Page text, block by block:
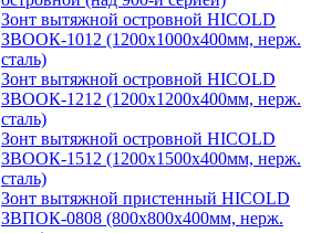
Зонт вытяжной островной HICOLD
ЗВООК-1012 (1200х1000х400мм, нерж.
сталь)
Зонт вытяжной островной HICOLD
ЗВООК-1212 (1200x1200x400мм, нерж.
сталь)
Зонт вытяжной островной HICOLD
ЗВООК-1512 (1200х1500х400мм, нерж.
сталь)
Зонт вытяжной пристенный HICOLD
ЗВПОК-0808 (800х800х400мм, нерж.